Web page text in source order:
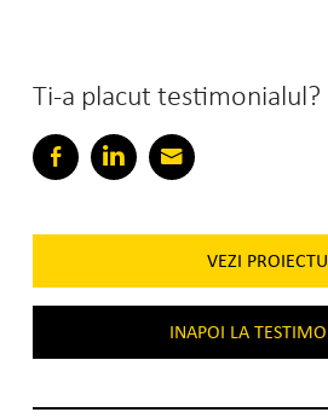
Ti-a placut testimonialul?
VEZI
INAPOI LA